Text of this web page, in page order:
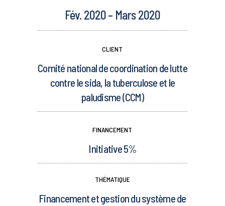
Fév. 2020 – Mars 2020
CLIENT
Comité national de coordination de lutte
contre le sida, la tuberculose et le
paludisme (CCM)
FINANCEMENT
Initiative 5%
THÉMATIQUE
Financement et gestion du système de